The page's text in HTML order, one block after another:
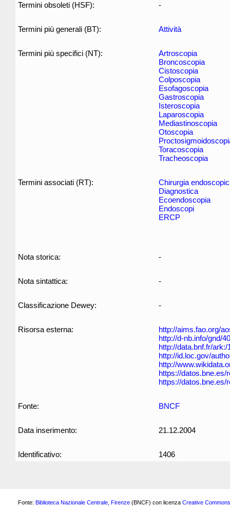
Termini obsoleti (HSF): -
Termini più generali (BT): Attività
Termini più specifici (NT):
Artroscopia
Broncoscopia
Cistoscopia
Colposcopia
Esofagoscopia
Gastroscopia
Isteroscopia
Laparoscopia
Mediastinoscopia
Otoscopia
Toracoscopia
Tracheoscopia
Termini associati (RT):
Chirurgia
Diagnostica
Ecoendoscopia
Endoscopi
ERCP
Nota storica: -
Nota sintattica: -
Classificazione Dewey: -
Risorsa esterna:
http://aims.fao.org/
http://d-nb.info/gnd/
http://data.bnf.fr/
http://id.loc.gov/
http://
https://datos.bne.es/
https://datos.bne.es/
Fonte: BNCF
Data inserimento: 21.12.2004
Identificativo: 1406
Fonte: Biblioteca Nazionale Centrale, Firenze (BNCF) con licenza Creative